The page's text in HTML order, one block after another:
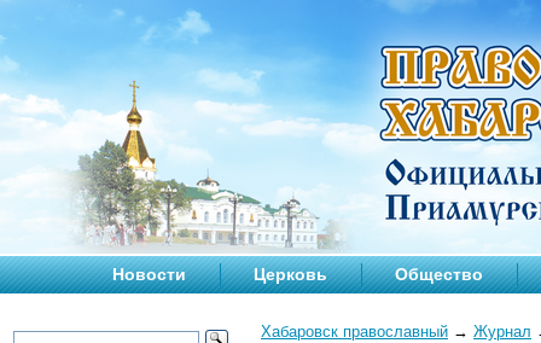
Новости Церковь Общество
Хабаровск православный → Журнал